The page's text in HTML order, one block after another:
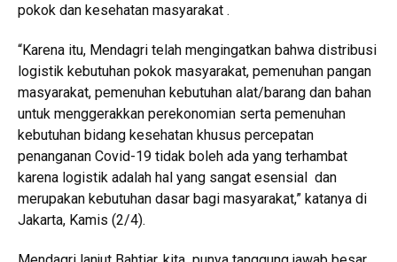
pokok dan kesehatan masyarakat .
“Karena itu, Mendagri telah mengingatkan bahwa distribusi
logistik kebutuhan pokok masyarakat, pemenuhan pangan
masyarakat, pemenuhan kebutuhan alat/barang dan bahan
untuk menggerakkan perekonomian serta pemenuhan
kebutuhan bidang kesehatan khusus percepatan
penanganan Covid-19 tidak boleh ada yang terhambat
karena logistik adalah hal yang sangat esensial dan
merupakan kebutuhan dasar bagi masyarakat,” katanya di
Jakarta, Kamis (2/4).